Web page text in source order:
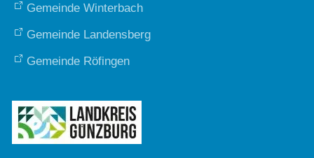
Gemeinde Winterbach
Gemeinde Landensberg
Gemeinde Röfingen